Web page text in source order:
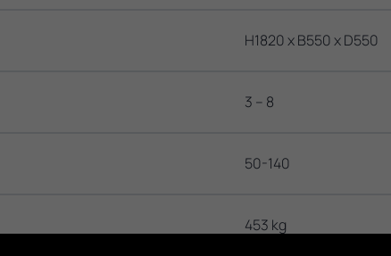
H1820 x B550 x D550
3 – 8
50-140
453 kg